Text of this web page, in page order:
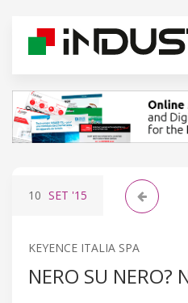
10 SET '15
KEYENCE ITALIA SPA
NERO SU NERO?